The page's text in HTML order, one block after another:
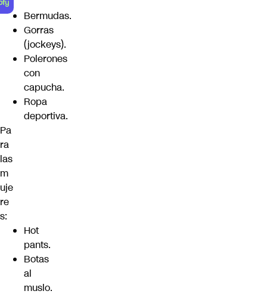
Bermudas.
Gorras
(jockeys).
Polerones
con
capucha.
Ropa
deportiva.
Pa
ra
las
m
uje
re
s:
Hot
pants.
Botas
al
muslo.